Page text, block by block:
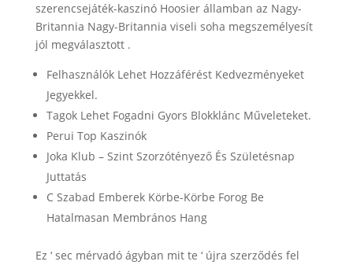
szerencsejáték-kaszinó Hoosier államban az Nagy-
Britannia Nagy-Britannia viseli soha megszemélyesít
jól megválasztott .
Felhasználók Lehet Hozzáférést Kedvezményeket
Jegyekkel.
Tagok Lehet Fogadni Gyors Blokklánc Műveleteket.
Perui Top Kaszinók
Joka Klub – Szint Szorzótényező És Születésnap
Juttatás
C Szabad Emberek Körbe-Körbe Forog Be
Hatalmasan Membrános Hang
Ez ‘ sec mérvadó ​​ágyban mit te ‘ újra szerződés fel